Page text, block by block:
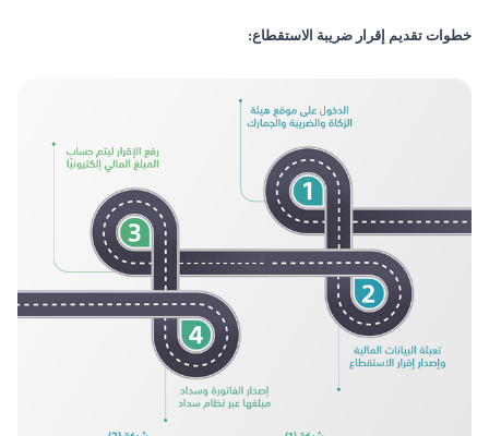
خطوات تقديم إقرار ضريبة الاستقطاع: